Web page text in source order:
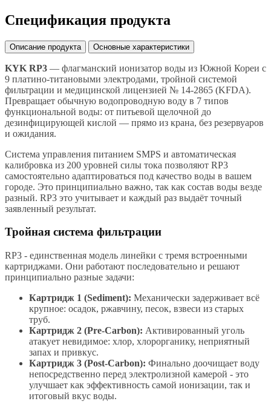
Спецификация продукта
Описание продукта Основные характеристики
KYK RP3 — флагманский ионизатор воды из Южной Кореи с
9 платино-титановыми электродами, тройной системой
фильтрации и медицинской лицензией № 14-2865 (KFDA).
Превращает обычную водопроводную воду в 7 типов
функциональной воды: от питьевой щелочной до
дезинфицирующей кислой — прямо из крана, без резервуаров
и ожидания.
Система управления питанием SMPS и автоматическая
калибровка из 200 уровней силы тока позволяют RP3
самостоятельно адаптироваться под качество воды в вашем
городе. Это принципиально важно, так как состав воды везде
разный. RP3 это учитывает и каждый раз выдаёт точный
заявленный результат.
Тройная система фильтрации
RP3 - единственная модель линейки с тремя встроенными
картриджами. Они работают последовательно и решают
принципиально разные задачи:
Картридж 1 (Sediment): Механически задерживает всё
крупное: осадок, ржавчину, песок, взвеси из старых
труб.
Картридж 2 (Pre-Carbon): Активированный уголь
атакует невидимое: хлор, хлорорганику, неприятный
запах и привкус.
Картридж 3 (Post-Carbon): Финально доочищает воду
непосредственно перед электролизной камерой - это
улучшает как эффективность самой ионизации, так и
итоговый вкус воды.